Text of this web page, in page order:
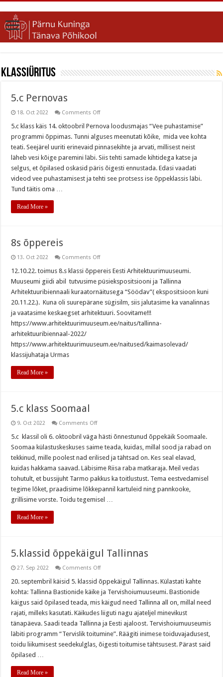
klassiüritus
5.c Pernovas
18. Oct 2022 Comments Offon
Pernovas
5.c klass käis 14. oktoobril Pernova loodusmajas “Vee puhastamise”
programmi õppimas. Tunni alguses meenutati kõike, mida vee kohta
teati. Seejärel uuriti erinevaid pinnasekihte ja arvati, millisest neist
läheb vesi kõige paremini läbi. Siis tehti samade kihtidega katse ja
selgus, et õpilased oskasid päris õigesti ennustada. Edasi vaadati
videod vee puhastamisest ja tehti see protsess ise õppeklassis läbi.
Tund täitis oma …
Read More »
8s õppereis
13. Oct 2022 Comments Offon
õppereis
12.10.22. toimus 8.s klassi õppereis Eesti Arhitektuurimuuseumi.
Muuseumi giidi abil tutvusime püsiekspositsiooni ja Tallinna
Arhitektuuribiennaali kuraatornäitusega “Söödav”( ekspositsioon kuni
20.11.22.). Kuna oli suurepärane sügisilm, siis jalutasime ka vanalinnas
ja vaatasime keskaegset arhitektuuri. Soovitame!!!
https://www.arhitektuurimuuseum.ee/naitus/tallinna-
arhitektuuribiennaal-2022/
https://www.arhitektuurimuuseum.ee/naitused/kaimasolevad/
klassijuhataja Urmas
Read More »
5.c klass Soomaal
9. Oct 2022 Comments Offon
klass
5.c klassil oli 6. oktoobril väga hästi õnnestunud õppekäik Soomaale.
Soomaa külastuskeskuses saime teada, kuidas, millal sood ja rabad on
tekkinud, mille poolest nad erilised ja tähtsad on. Kes seal elavad,
kuidas hakkama saavad. Läbisime Riisa raba matkaraja. Meil vedas
tohutult, et bussijuht Tarmo pakkus ka toitlustust. Tema eestvedamisel
tegime lõket, praadisime lõkkepannil kartuleid ning pannkooke,
grillisime vorste. Toidu tegemisel …
Read More »
5.klassid õppekäigul Tallinnas
27. Sep 2022 Comments Offon
õppekäigul
Tallinnas
20. septembril käisid 5. klassid õppekäigul Tallinnas. Külastati kahte
kohta: Tallinna Bastionide käike ja Tervishoiumuuseumi. Bastionide
käigus said õpilased teada, mis käigud need Tallinna all on, millal need
rajati, milleks kasutati. Käikudes liiguti nagu ajateljel minevikust
tänapäeva. Saadi teada Tallinna ja Eesti ajaloost. Tervishoiumuuseumis
läbiti programm “Tervislik toitumine”. Räägiti inimese toiduvajadusest,
toidu liikumisest seedekulglas, õigesti toitumise tähtsusest. Pärast said
õpilased …
Read More »